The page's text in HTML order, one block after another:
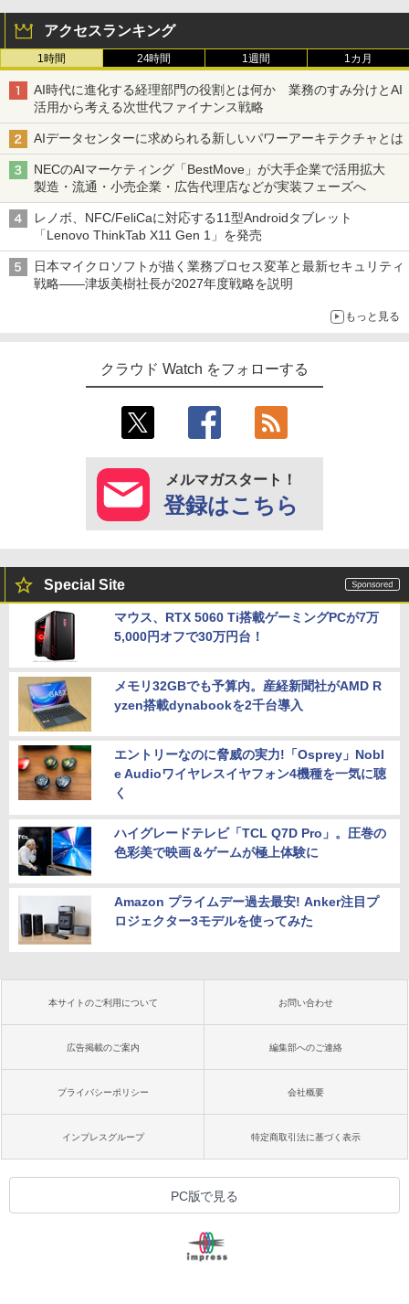
アクセスランキング
1時間 24時間 1週間 1カ月
AI時代に進化する経理部門の役割とは何か 業務のすみ分けとAI
活用から考える次世代ファイナンス戦略
AIデータセンターに求められる新しいパワーアーキテクチャとは
NECのAIマーケティング「BestMove」が大手企業で活用拡大
製造・流通・小売企業・広告代理店などが実装フェーズへ
レノボ、NFC/FeliCaに対応する11型Androidタブレット
「Lenovo ThinkTab X11 Gen 1」を発売
日本マイクロソフトが描く業務プロセス変革と最新セキュリティ
戦略――津坂美樹社長が2027年度戦略を説明
もっと見る
クラウド Watch をフォローする
メルマガスタート！
登録はこちら
Special Site
マウス、RTX 5060 Ti搭載ゲーミングPCが7万
5,000円オフで30万円台！
メモリ32GBでも予算内。産経新聞社がAMD R
yzen搭載dynabookを2千台導入
エントリーなのに脅威の実力!「Osprey」Nobl
e Audioワイヤレスイヤフォン4機種を一気に聴
く
ハイグレードテレビ「TCL Q7D Pro」。圧巻の
色彩美で映画＆ゲームが極上体験に
Amazon プライムデー過去最安! Anker注目プ
ロジェクター3モデルを使ってみた
本サイトのご利用について お問い合わせ
広告掲載のご案内 編集部へのご連絡
プライバシーポリシー 会社概要
インプレスグループ 特定商取引法に基づく表示
PC版で見る